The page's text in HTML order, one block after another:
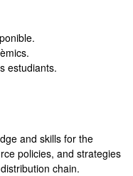
estudiants.
and skills for the
policies, and strategies
chain.